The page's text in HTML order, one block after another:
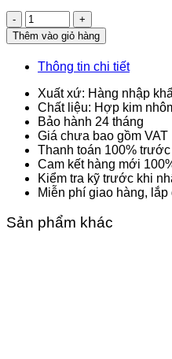
Số
lượng
Thêm vào giỏ hàng
Thông tin chi tiết
Xuất xứ: Hàng nhập
Chất liệu: Hợp kim
Bảo hành 24 tháng
Giá chưa bao gồm VAT
Thanh toán 100%
Cam kết hàng mới
Kiểm tra kỹ trước khi
Miễn phí giao hàng, lắp
Sản phẩm khác